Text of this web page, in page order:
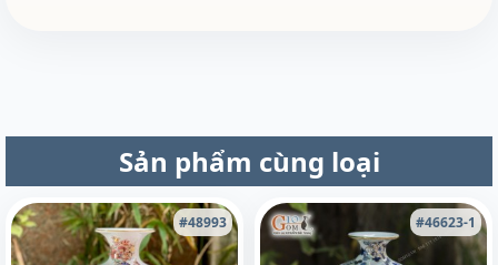
Sản phẩm cùng loại
#48993 #46623-1